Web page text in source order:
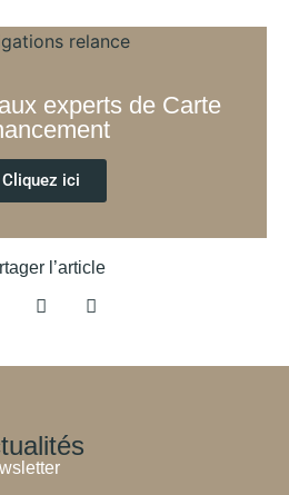
experts de Carte
Cliquez ici
l’article